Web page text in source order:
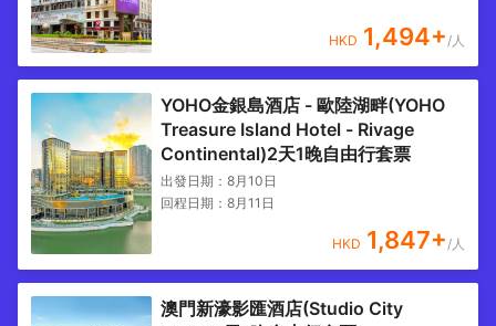
HKD 1,494+ /人
YOHO金銀島酒店 - 歐陸湖畔(YOHO
Treasure Island Hotel - Rivage
Continental)2天1晚自由行套票
出發日期： 8月10日
回程日期： 8月11日
HKD 1,847+ /人
澳門新濠影匯酒店(Studio City